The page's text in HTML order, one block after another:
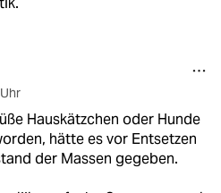
Hauskätzchen oder Hunde
hätte es vor Entsetzen
der Massen gegeben.